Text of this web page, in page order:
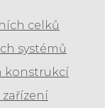
celků
systémů
konstrukcí